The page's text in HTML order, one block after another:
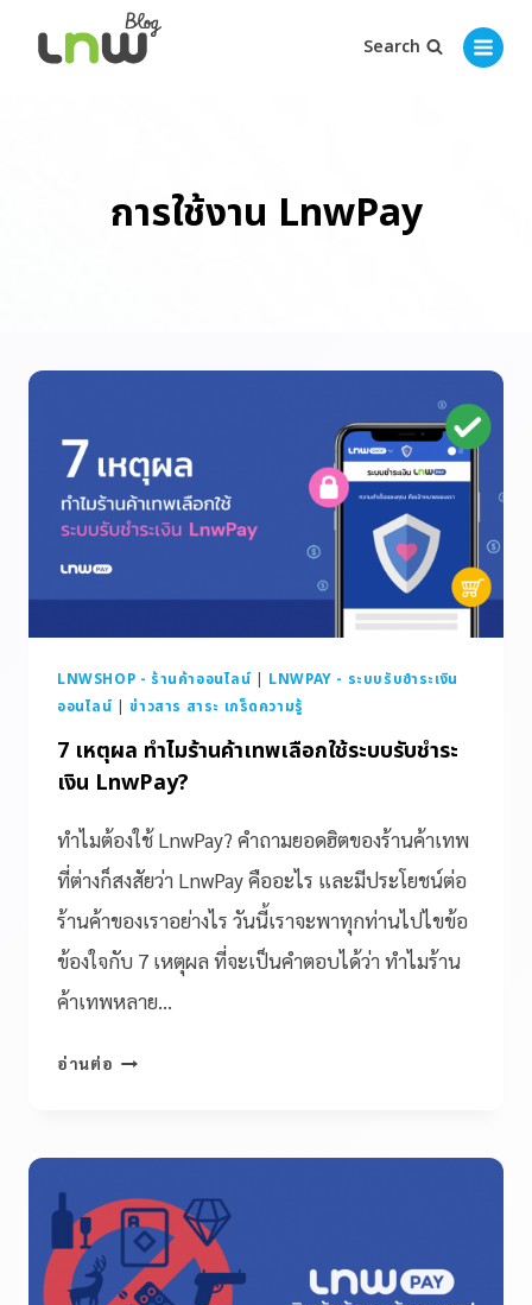
Search
การใช้งาน LnwPay
LNWSHOP - ร้านค้าออนไลน์ | LNWPAY - ระบบรับชำระเงิน
ออนไลน์ |ข่าวสาร สาระ เกร็ดความรู้
7 เหตุผล ทำไมร้านค้าเทพเลือกใช้ระบบรับชำระ
เงิน LnwPay?
ทำไมต้องใช้ LnwPay? คำถามยอดฮิตของร้านค้าเทพ
ที่ต่างก็สงสัยว่า LnwPay คืออะไร และมีประโยชน์ต่อ
ร้านค้าของเราอย่างไร วันนี้เราจะพาทุกท่านไปไขข้อ
ข้องใจกับ 7 เหตุผล ที่จะเป็นคำตอบได้ว่า ทำไมร้าน
ค้าเทพหลาย…
อ่านต่อ